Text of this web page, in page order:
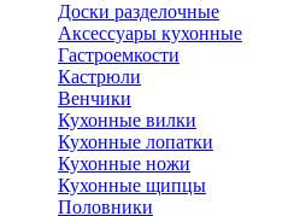
Доски разделочные
Аксессуары кухонные
Гастроемкости
Кастрюли
Венчики
Кухонные вилки
Кухонные лопатки
Кухонные ножи
Кухонные щипцы
Половники